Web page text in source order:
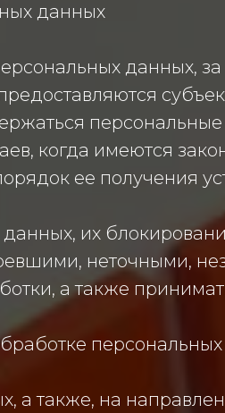
данных
данных,
когда имеются
ее получения
их
неточными,
а также
а также, на